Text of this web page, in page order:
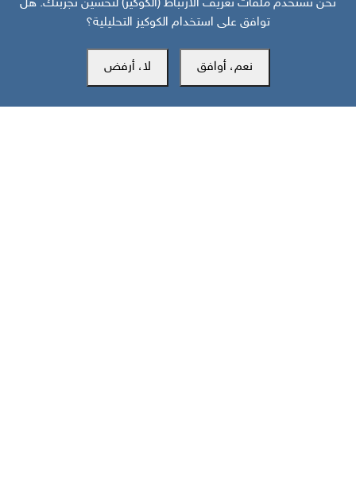
مكتب عدن
نحن نستخدم ملفات تعريف الارتباط (الكوكيز) لتحسين تجربتك. هل
توافق على استخدام الكوكيز التحليلية؟
نعم، أوافق لا، أرفض